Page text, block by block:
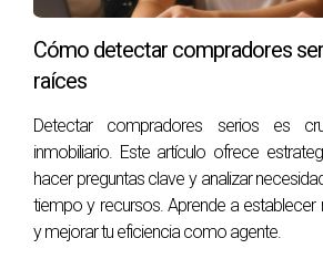
recuerda que tienes el poder de
sea mejorando la comunicación,
incluso considerando nuevas
confianza y determinación. Si
adicional o deseas explorar nuevas
negocio, no dudes en contactar a
¡Tu éxito es posible!
Cómo detectar compradores
raíces
Detectar compradores serios es
inmobiliario. Este artículo ofrece
hacer preguntas clave y analizar
tiempo y recursos. Aprende a establecer
y mejorar tu eficiencia como agente.